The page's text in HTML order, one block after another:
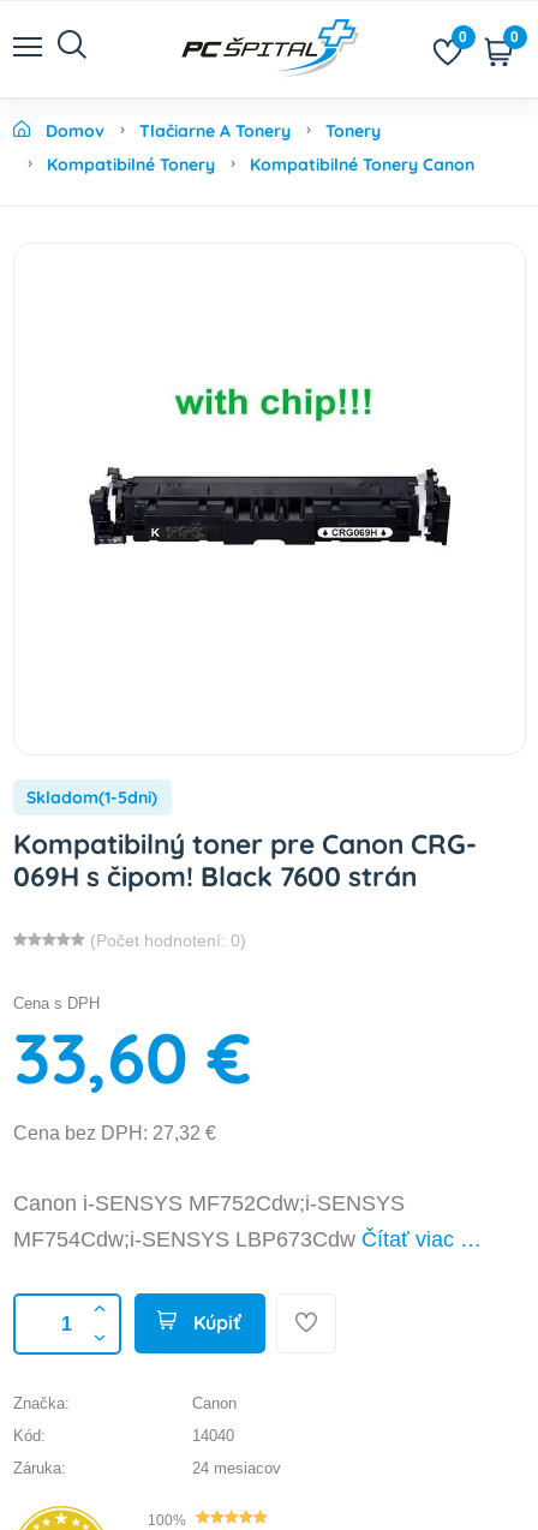
0 0
Domov Tlačiarne A Tonery
Tonery
Kompatibilné Tonery
Kompatibilné Tonery Canon
Skladom(1-5dni)
Kompatibilný toner pre Canon CRG-
069H s čipom! Black 7600 strán
(Počet hodnotení: 0)
Cena s DPH
33,60 €
Cena bez DPH: 27,32 €
Canon i-SENSYS MF752Cdw;i-SENSYS
MF754Cdw;i-SENSYS LBP673Cdw Čítať viac …
Kúpiť
Značka:
Canon
Kód:
14040
Záruka:
24 mesiacov
100%